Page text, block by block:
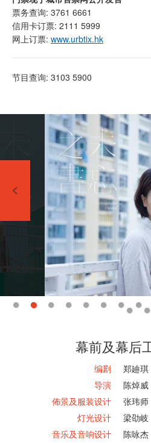
票务查询: 3761 6661
信用卡订票: 2111 5999
网上订票: www.urbtix.hk
节目查询: 3103 5900
幕前及幕后
编剧
郑廸琪
导演
陈焯威
佈景及服装设计
张玮师
灯光设计
梁劭岐
音乐及音响设计
陈咏杰